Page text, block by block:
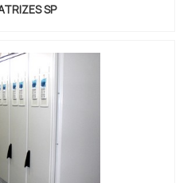
SP